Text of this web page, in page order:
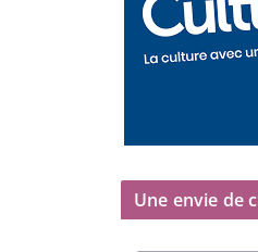
Une envie de